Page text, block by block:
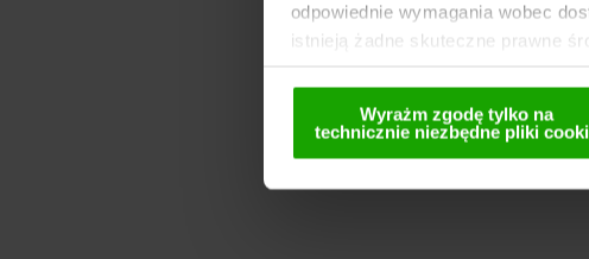
odpowiednie wymagania wobec
istnieją żadne skuteczne prawne
dezaktywacji znajdują się w naszej
Wyrażm zgodę tylko na
technicznie niezbędne pliki